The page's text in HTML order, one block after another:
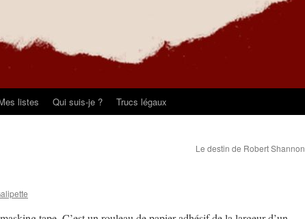
listes Qui suis-je ? Trucs légaux
Le destin de Robert Shannon